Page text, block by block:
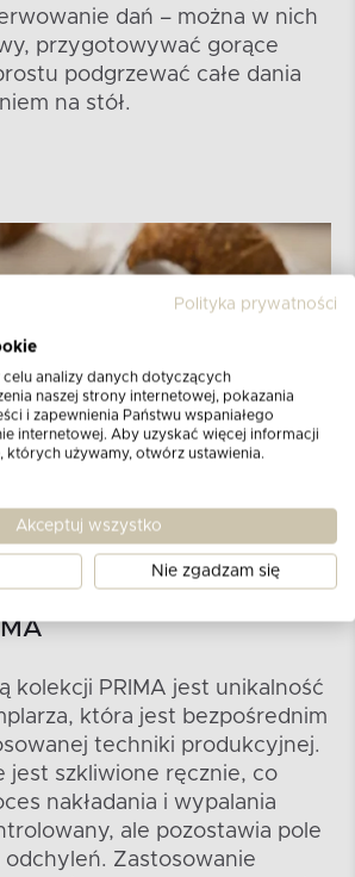
dań – można w nich
przygotowywać gorące
podgrzewać całe dania
na stół.
kolekcji PRIMA jest unikalność
która jest bezpośrednim
techniki produkcyjnej.
jest szkliwione ręcznie, co
nakładania i wypalania
ale pozostawia pole
Zastosowanie
Polityka prywatności
celu analizy danych dotyczących
naszej strony internetowej, pokazania
i zapewnienia Państwu wspaniałego
internetowej. Aby uzyskać więcej informacji
używamy, otwórz ustawienia.
Akceptuj wszystko
Nie zgadzam się